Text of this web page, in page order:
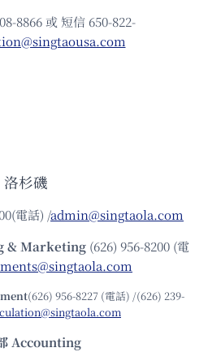
8866 或 短信 650-822-
洛杉磯
電話) /admin@singtaola.com
& Marketing (626) 956-8200 (電
(626) 956-8227 (電話) /(626) 239-
Accounting